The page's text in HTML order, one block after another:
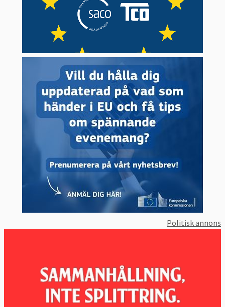
Politisk annons